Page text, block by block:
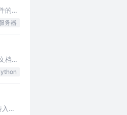
的构
务器
档，
一